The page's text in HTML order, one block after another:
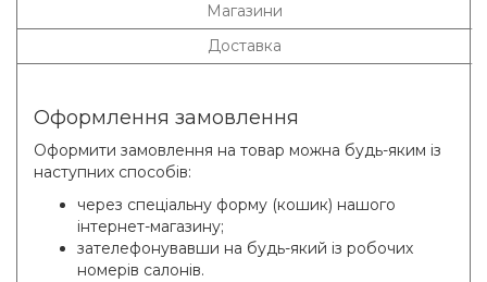
Магазини
Доставка
Оформлення замовлення
Оформити замовлення на товар можна будь-яким із
наступних способів:
через спеціальну форму (кошик) нашого
інтернет-магазину;
зателефонувавши на будь-який із робочих
номерів салонів.